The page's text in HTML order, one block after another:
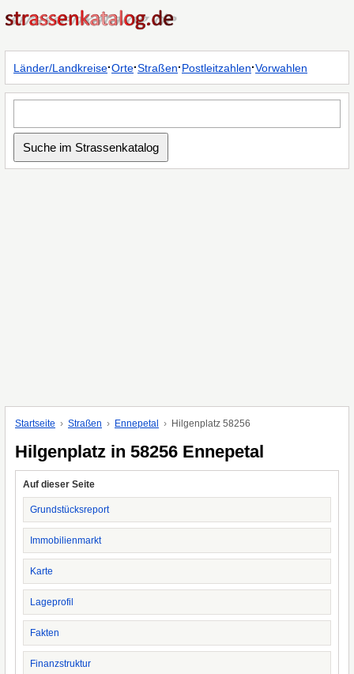
Länder/Landkreise·Orte·Straßen·Postleitzahlen·Vorwahlen
Startseite Straßen Ennepetal Hilgenplatz 58256
Hilgenplatz in 58256 Ennepetal
Auf dieser Seite
Grundstücksreport
Immobilienmarkt
Karte
Lageprofil
Fakten
Finanzstruktur